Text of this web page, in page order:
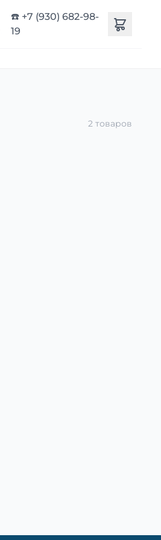
☎️ +7 (930) 682-98-
19
2 товаров